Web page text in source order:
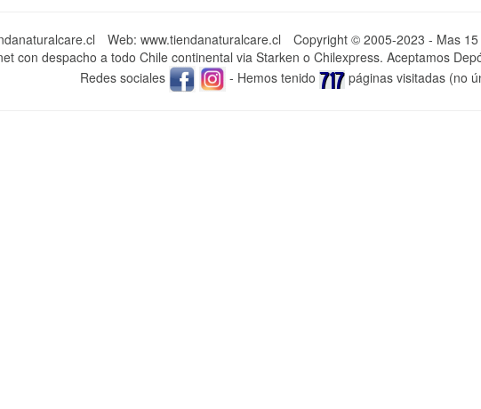
Web: www.tiendanaturalcare.cl
Copyright © 2005-2023 - Mas
con despacho a todo Chile continental via Starken o Chilexpress. Aceptamos
Redes sociales
- Hemos tenido páginas visitadas (no